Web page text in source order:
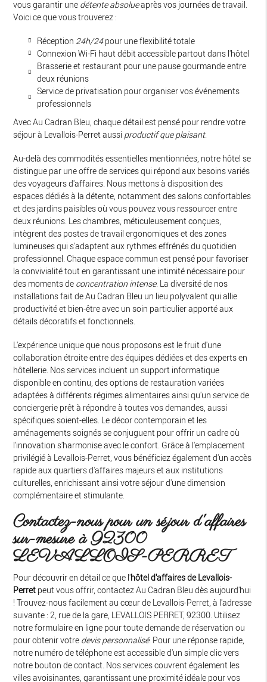
vous garantir une détente absolueaprès vos journées de travail.
Voici ce que vous trouverez :
Réception 24h/24pour une flexibilité totale
Connexion Wi-Fi haut débit accessible partout dans l'hôtel
Brasserie et restaurant pour une pause gourmande entre
deux réunions
Service de privatisation pour organiser vos événements
professionnels
Avec Au Cadran Bleu, chaque détail est pensé pour rendre votre
séjour à Levallois-Perret aussi productif que plaisant.
Au-delà des commodités essentielles mentionnées, notre hôtel se
distingue par une offre de services qui répond aux besoins variés
des voyageurs d'affaires. Nous mettons à disposition des
espaces dédiés à la détente, notamment des salons confortables
et des jardins paisibles où vous pouvez vous ressourcer entre
deux réunions. Les chambres, méticuleusement conçues,
intègrent des postes de travail ergonomiques et des zones
lumineuses qui s'adaptent aux rythmes effrénés du quotidien
professionnel. Chaque espace commun est pensé pour favoriser
la convivialité tout en garantissant une intimité nécessaire pour
des moments de concentration intense. La diversité de nos
installations fait de Au Cadran Bleu un lieu polyvalent qui allie
productivité et bien-être avec un soin particulier apporté aux
détails décoratifs et fonctionnels.
L'expérience unique que nous proposons est le fruit d'une
collaboration étroite entre des équipes dédiées et des experts en
hôtellerie. Nos services incluent un support informatique
disponible en continu, des options de restauration variées
adaptées à différents régimes alimentaires ainsi qu'un service de
conciergerie prêt à répondre à toutes vos demandes, aussi
spécifiques soient-elles. Le décor contemporain et les
aménagements soignés se conjuguent pour offrir un cadre où
l'innovation s'harmonise avec le confort. Grâce à l'emplacement
privilégié à Levallois-Perret, vous bénéficiez également d'un accès
rapide aux quartiers d'affaires majeurs et aux institutions
culturelles, enrichissant ainsi votre séjour d'une dimension
complémentaire et stimulante.
Contactez-nous pour un séjour d'affaires
sur-mesure à 92300
LEVALLOIS-PERRET
Pour découvrir en détail ce que l'hôtel d'affaires de Levallois-
Perret peut vous offrir, contactez Au Cadran Bleu dès aujourd'hui
! Trouvez-nous facilement au cœur de Levallois-Perret, à l'adresse
suivante : 2, rue de la gare, LEVALLOIS PERRET, 92300. Utilisez
notre formulaire en ligne pour toute demande de réservation ou
pour obtenir votre devis personnalisé. Pour une réponse rapide,
notre numéro de téléphone est accessible d'un simple clic vers
notre bouton de contact. Nos services couvrent également les
villes avoisinantes, garantissant une proximité idéale pour vos